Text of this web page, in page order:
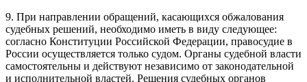
9. При направлении обращений, касающихся обжалования
судебных решений, необходимо иметь в виду следующее:
согласно Конституции Российской Федерации, правосудие в
России осуществляется только судом. Органы судебной власти
самостоятельны и действуют независимо от законодательной
и исполнительной властей. Решения судебных органов